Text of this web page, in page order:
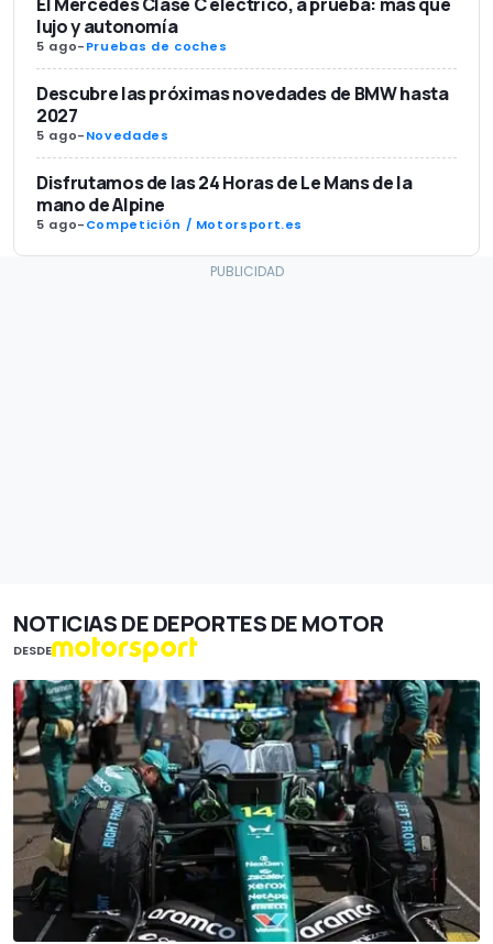
lujo y autonomía
5 ago-Pruebas de coches
Descubre las próximas novedades de BMW hasta
2027
5 ago-Novedades
Disfrutamos de las 24 Horas de Le Mans de la
mano de Alpine
5 ago-Competición / Motorsport.es
NOTICIAS DE DEPORTES DE MOTOR
DESDE